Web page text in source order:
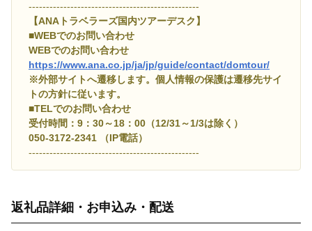
-------------------------------------------------
【ANAトラベラーズ国内ツアーデスク】
■WEBでのお問い合わせ
WEBでのお問い合わせ
https://www.ana.co.jp/ja/jp/guide/contact/domtour/
※外部サイトへ遷移します。個人情報の保護は遷移先サイ
トの方針に従います。
■TELでのお問い合わせ
受付時間：9：30～18：00（12/31～1/3は除く）
050-3172-2341 （IP電話）
-------------------------------------------------
返礼品詳細・お申込み・配送